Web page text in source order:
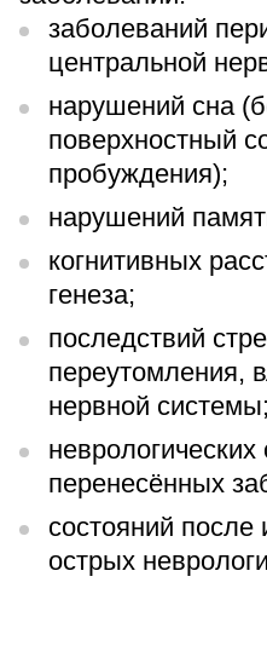
заболеваний
центральной
нарушений сна
поверхностный
пробуждения);
нарушений
когнитивных
генеза;
последствий
переутомления,
нервной системы;
перенесённых
состояний после
острых